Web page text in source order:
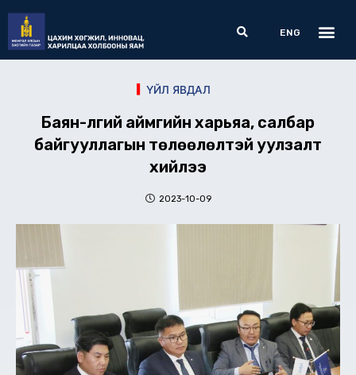
content
Search
ENG
ҮЙЛ ЯВДАЛ
Баян-Өлгий аймгийн харьяа, салбар
байгууллагын төлөөлөлтэй уулзалт
хийлээ
2023-10-09